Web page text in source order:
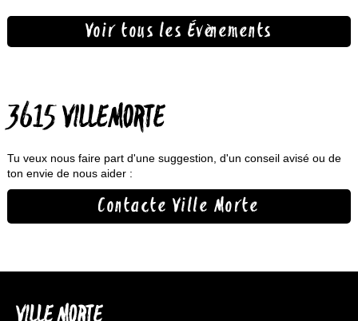
Voir tous les Évènements
3615 VILLEMORTE
Tu veux nous faire part d'une suggestion, d'un conseil avisé ou de
ton envie de nous aider :
Contacte Ville Morte